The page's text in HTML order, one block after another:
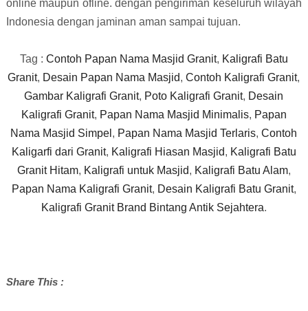
online maupun ofline. dengan pengiriman keseluruh wilayah
Indonesia dengan jaminan aman sampai tujuan.
Tag : Contoh Papan Nama Masjid Granit, Kaligrafi Batu
Granit, Desain Papan Nama Masjid,Contoh Kaligrafi Granit,
Gambar Kaligrafi Granit, Poto Kaligrafi Granit, Desain
Kaligrafi Granit, Papan Nama Masjid Minimalis, Papan
Nama Masjid Simpel , Papan Nama Masjid Terlaris,Contoh
Kaligarfi dari Granit, Kaligrafi Hiasan Masjid, Kaligrafi Batu
Granit Hitam, Kaligrafi untuk Masjid, Kaligrafi Batu Alam,
Papan Nama Kaligrafi Granit, Desain Kaligrafi Batu Granit,
Kaligrafi Granit Brand Bintang Antik Sejahtera.
Share This :